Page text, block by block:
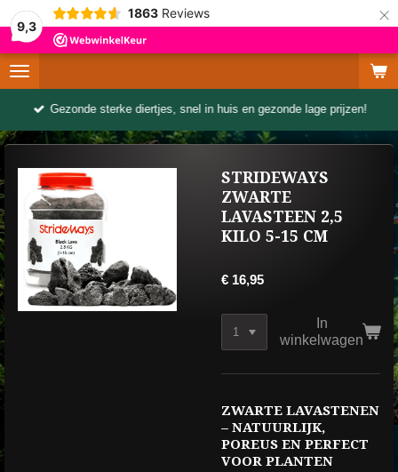
9,3
1863 Reviews ×
Gezonde sterke diertjes, snel in huis en gezonde lage prijzen!
STRIDEWAYS
ZWARTE
LAVASTEEN 2,5
KILO 5-15 CM
€ 16,95
In
winkelwagen
ZWARTE LAVASTENEN
– NATUURLIJK,
POREUS EN PERFECT
VOOR PLANTEN